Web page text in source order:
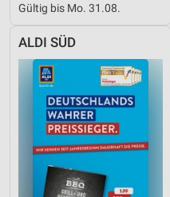
Gültig bis Mo. 31.08.
ALDI SÜD